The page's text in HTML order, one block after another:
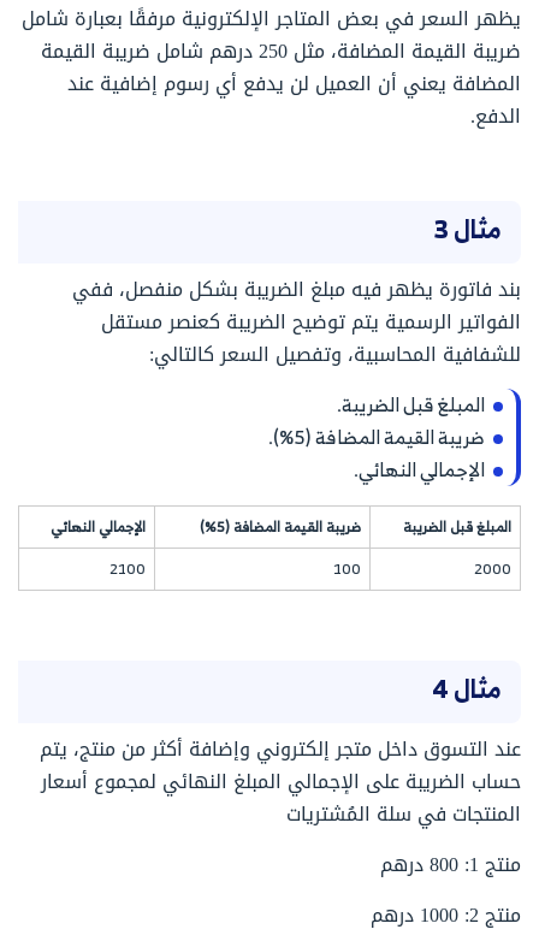
يظهر السعر في بعض المتاجر الإلكترونية مرفقًا بعبارة شامل
ضريبة القيمة المضافة، مثل 250 درهم شامل ضريبة القيمة
المضافة يعني أن العميل لن يدفع أي رسوم إضافية عند
الدفع.
مثال 3
بند فاتورة يظهر فيه مبلغ الضريبة بشكل منفصل، ففي
الفواتير الرسمية يتم توضيح الضريبة كعنصر مستقل
للشفافية المحاسبية، وتفصيل السعر كالتالي:
المبلغ قبل الضريبة.
ضريبة القيمة المضافة (5%).
الإجمالي النهائي.
المبلغ قبل الضريبة ضريبة القيمة المضافة (5%)
الإجمالي النهائي
2000
100
2100
مثال 4
عند التسوق داخل متجر إلكتروني وإضافة أكثر من منتج، يتم
حساب الضريبة على الإجمالي المبلغ النهائي لمجموع أسعار
المنتجات في سلة المُشتريات
منتج 1: 800 درهم
منتج 2: 1000 درهم